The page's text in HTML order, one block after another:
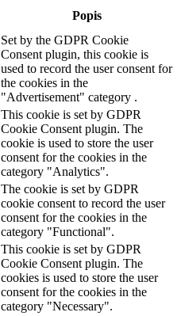
Popis
Set by the GDPR Cookie
Consent plugin, this cookie is
used to record the user consent for
the cookies in the
"Advertisement" category .
This cookie is set by GDPR
Cookie Consent plugin. The
cookie is used to store the user
consent for the cookies in the
category "Analytics".
The cookie is set by GDPR
cookie consent to record the user
consent for the cookies in the
category "Functional".
This cookie is set by GDPR
Cookie Consent plugin. The
cookies is used to store the user
consent for the cookies in the
category "Necessary".